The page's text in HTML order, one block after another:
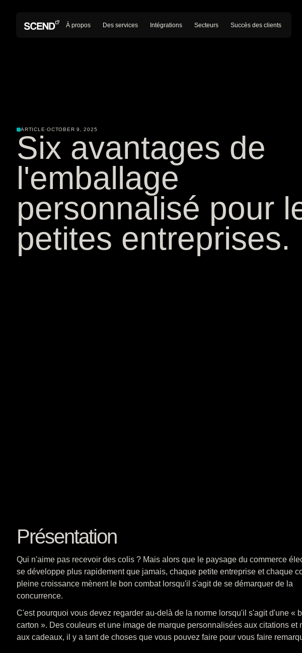
À propos Des services Intégrations Secteurs Succès des clients
ARTICLE·OCTOBER 9, 2025
Six avantages de
l'emballage
personnalisé pour
petites entreprises.
Présentation
Qui n'aime pas recevoir des colis ? Mais alors que le paysage du commerce
se développe plus rapidement que jamais, chaque petite entreprise et chaque
pleine croissance mènent le bon combat lorsqu'il s'agit de se démarquer de la
concurrence.
C'est pourquoi vous devez regarder au-delà de la norme lorsqu'il s'agit d'une «
carton ». Des couleurs et une image de marque personnalisées aux citations et
aux cadeaux, il y a tant de choses que vous pouvez faire pour vous faire